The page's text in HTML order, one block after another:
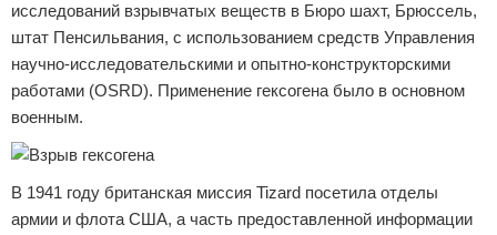
исследований взрывчатых веществ в Бюро шахт, Брюссель,
штат Пенсильвания, с использованием средств Управления
научно-исследовательскими и опытно-конструкторскими
работами (OSRD). Применение гексогена было в основном
военным.
В 1941 году британская миссия Tizard посетила отделы
армии и флота США, а часть предоставленной информации